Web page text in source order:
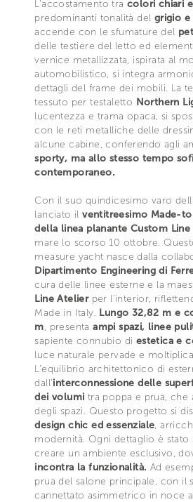
L’accostamento tra colori chiari
predominanti tonalità del grigio
accende con le sfumature del
delle testiere del letto ed
vernice metallizzata, ispirata al
automobilistico, si integra
dettagli del frame dei mobili. La
tessuto per testaletto Northern
lucentezza e trama opaca, si
con le reti metalliche delle
alcune cabine, conferendo agli
sporty, ma allo stesso tempo
contemporaneo.
Con il suo quindicesimo varo
lanciato ilventitreesimo Made-
della linea planante Custom Line
mare lo scorso 10 ottobre.
measure yacht nasce dalla
Dipartimento Engineering di
cura delle linee esterne e la
Line Atelier per l’interior,
Made in Italy. Lungo 32,82 m e
m, presentaampi spazi, linee
sapiente connubio di estetica e
luce naturale pervade e
L’equilibrio architettonico di
dall'interconnessione delle
dei volumi tra poppa e prua,
degli spazi. Questo progetto si
design chic ed essenziale,
modernità. Ogni dettaglio è stato
creare un ambiente esclusivo,
incontra la funzionalità. Ad
prua del salone principale, con il
cannettato asimmetrico in noce